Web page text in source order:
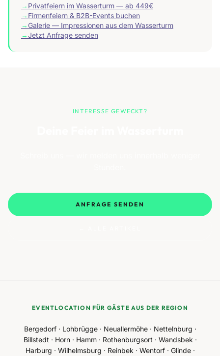
→ Privatfeiern im Wasserturm — ab 449€
→ Firmenfeiern & B2B-Events buchen
→ Galerie — Impressionen aus dem Wasserturm
→Jetzt Anfrage senden
INTERESSE GEWECKT?
ANFRAGE SENDEN
EVENTLOCATION FÜR GÄSTE AUS DER REGION
Bergedorf · Lohbrügge · Neuallermöhe · Nettelnburg ·
Billstedt · Horn · Hamm · Rothenburgsort · Wandsbek ·
Harburg · Wilhelmsburg · Reinbek · Wentorf · Glinde ·